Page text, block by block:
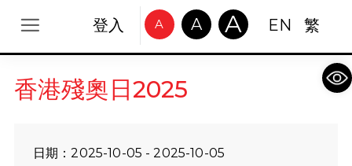
登入 A A A EN 繁
香港殘奧日2025
日期：2025-10-05 - 2025-10-05